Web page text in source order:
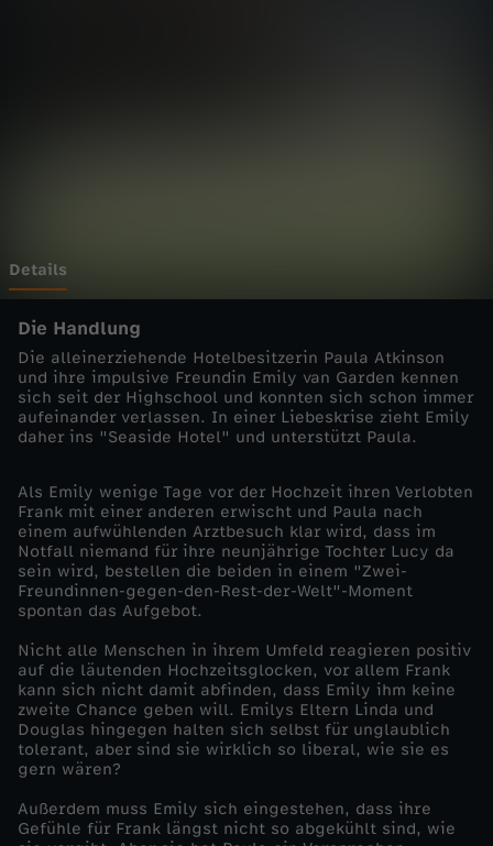
Z
i
e
m
l
i
c
h
b
e
s
Details
Die Handlung
Die alleinerziehende Hotelbesitzerin Paula Atkinson
und ihre impulsive Freundin Emily van Garden kennen
sich seit der Highschool und konnten sich schon immer
aufeinander verlassen. In einer Liebeskrise zieht Emily
daher ins "Seaside Hotel" und unterstützt Paula.
Als Emily wenige Tage vor der Hochzeit ihren Verlobten
Frank mit einer anderen erwischt und Paula nach
einem aufwühlenden Arztbesuch klar wird, dass im
Notfall niemand für ihre neunjährige Tochter Lucy da
sein wird, bestellen die beiden in einem "Zwei-
Freundinnen-gegen-den-Rest-der-Welt"-Moment
spontan das Aufgebot.
Nicht alle Menschen in ihrem Umfeld reagieren positiv
auf die läutenden Hochzeitsglocken, vor allem Frank
kann sich nicht damit abfinden, dass Emily ihm keine
zweite Chance geben will. Emilys Eltern Linda und
Douglas hingegen halten sich selbst für unglaublich
tolerant, aber sind sie wirklich so liberal, wie sie es
gern wären?
Außerdem muss Emily sich eingestehen, dass ihre
Gefühle für Frank längst nicht so abgekühlt sind, wie